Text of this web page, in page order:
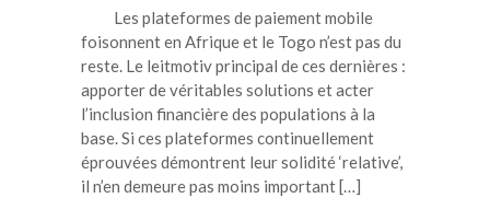
Les plateformes de paiement mobile
foisonnent en Afrique et le Togo n’est pas du
reste. Le leitmotiv principal de ces dernières :
apporter de véritables solutions et acter
l’inclusion financière des populations à la
base. Si ces plateformes continuellement
éprouvées démontrent leur solidité ‘relative’,
il n’en demeure pas moins important […]